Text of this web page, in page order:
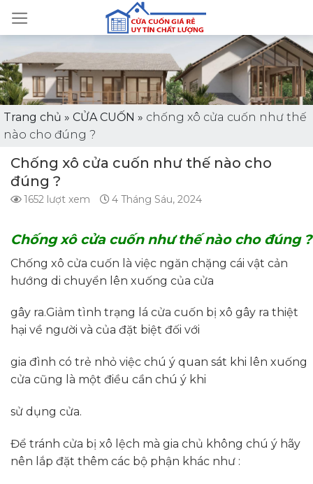
Trang chủ » CỬA CUỐN » chống xô cửa cuốn như thế
nào cho đúng ?
Chống xô cửa cuốn như thế nào cho
đúng ?
1652 lượt xem 4 Tháng Sáu, 2024
Chống xô cửa cuốn như thế nào cho đúng ?
Chống xô cửa cuốn là việc ngăn chặng cái vật cản
hướng di chuyển lên xuống của cửa
gây ra.Giảm tình trạng lá cửa cuốn bị xô gây ra thiệt
hại về người và của đặt biệt đối với
gia đình có trẻ nhỏ việc chú ý quan sát khi lên xuống
cửa cũng là một điều cần chú ý khi
sử dụng cửa.
Để tránh cửa bị xô lệch mà gia chủ không chú ý hãy
nên lắp đặt thêm các bộ phận khác như :